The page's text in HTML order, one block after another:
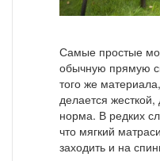
Самые простые
обычную прямую
того же
делается
норма. В редких
что мягкий
заходить и на